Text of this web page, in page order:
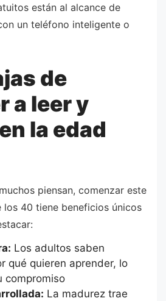
están al alcance de
un teléfono inteligente o
de
a leer y
la edad
piensan, comenzar este
los 40 tiene beneficios únicos
Los adultos saben
qué quieren aprender, lo
compromiso
La madurez trae